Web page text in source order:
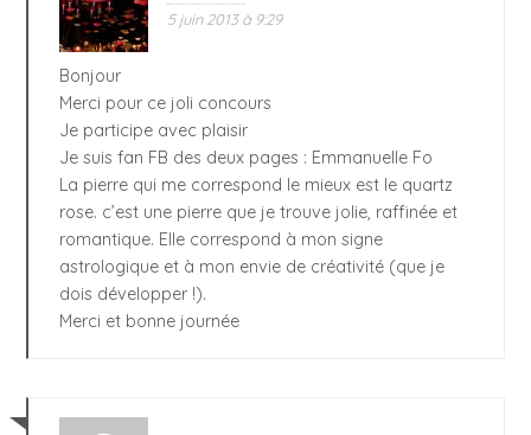
5 juin 2013 à 9:29
Bonjour
Merci pour ce joli concours
Je participe avec plaisir
Je suis fan FB des deux pages : Emmanuelle Fo
La pierre qui me correspond le mieux est le quartz
rose. c’est une pierre que je trouve jolie, raffinée et
romantique. Elle correspond à mon signe
astrologique et à mon envie de créativité (que je
dois développer !).
Merci et bonne journée